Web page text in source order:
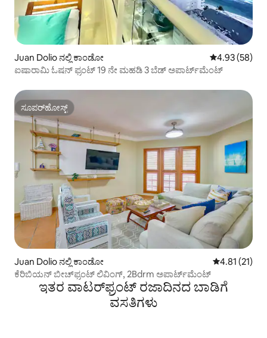
Juan Dolio ನಲ್ಲಿ ಕಾಂಡೋ 5 ರಲ್ಲಿ 4.93
4.93 (58)
ಐಷಾರಾಮಿ ಓಷನ್ ಫ್ರಂಟ್ 19 ನೇ ಮಹಡಿ 3 ಬೆಡ್ ಅಪಾರ್ಟ್‌ಮೆಂಟ್
ಸೂಪರ್‌ಹೋಸ್ಟ್
ಸೂಪರ್‌ಹೋಸ್ಟ್
Juan Dolio ನಲ್ಲಿ ಕಾಂಡೋ 5 ರಲ್ಲಿ 4.81
4.81 (21)
ಕೆರಿಬಿಯನ್ ಬೀಚ್‌ಫ್ರಂಟ್ ಲಿವಿಂಗ್, 2Bdrm ಅಪಾರ್ಟ್‌ಮೆಂಟ್
ಇತರ ವಾಟರ್‌ಫ್ರಂಟ್ ರಜಾದಿನದ ಬಾಡಿಗೆ
ವಸತಿಗಳು